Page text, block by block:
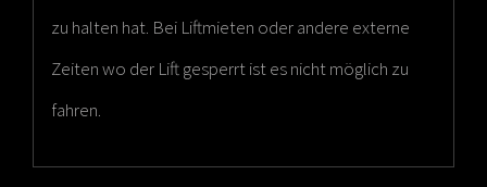
zu halten hat. Bei Liftmieten oder andere externe
Zeiten wo der Lift gesperrt ist es nicht möglich zu
fahren.